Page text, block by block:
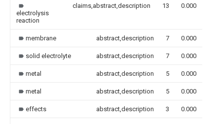
electrolysis
reaction
claims,abstract,description 13 0.000
membrane abstract,description 7 0.000
solid electrolyte abstract,description 7 0.000
metal abstract,description 5 0.000
metal abstract,description 5 0.000
effects abstract,description 3 0.000